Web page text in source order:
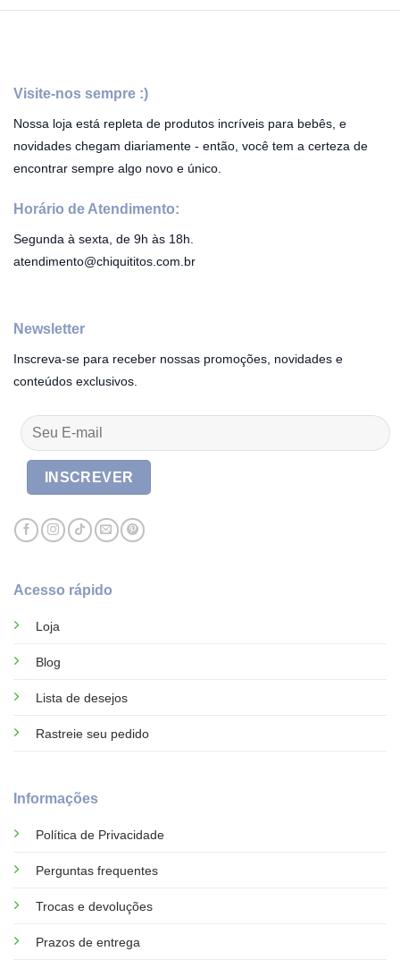
Visite-nos sempre :)
Nossa loja está repleta de produtos incríveis para bebês, e
novidades chegam diariamente - então, você tem a certeza de
encontrar sempre algo novo e único.
Horário de Atendimento:
Segunda à sexta, de 9h às 18h.
atendimento@chiquititos.com.br
Acesso rápido
Loja
Blog
Lista de desejos
Rastreie seu pedido
Informações
Política de Privacidade
Perguntas frequentes
Trocas e devoluções
Prazos de entrega
Newsletter
Inscreva-se para receber nossas promoções, novidades e
conteúdos exclusivos.